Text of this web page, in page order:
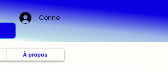
Connexion
À propos